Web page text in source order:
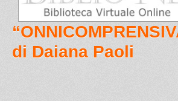
di Daiana Paoli